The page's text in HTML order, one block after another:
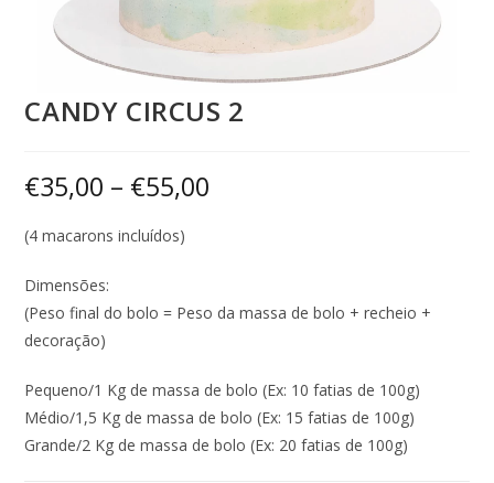
CANDY CIRCUS 2
€35,00 – €55,00
(4 macarons incluídos)
Dimensões:
(Peso final do bolo = Peso da massa de bolo + recheio +
decoração)
Pequeno/1 Kg de massa de bolo (Ex: 10 fatias de 100g)
Médio/1,5 Kg de massa de bolo (Ex: 15 fatias de 100g)
Grande/2 Kg de massa de bolo (Ex: 20 fatias de 100g)